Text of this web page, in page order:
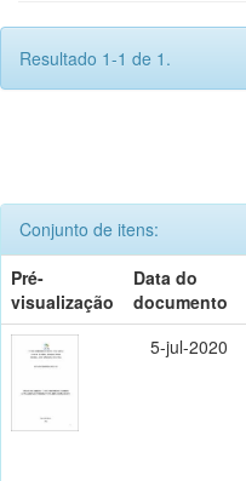
Resultado 1-1 de 1.
Conjunto de itens:
Pré-
visualização
Data do
documento
5-jul-2020